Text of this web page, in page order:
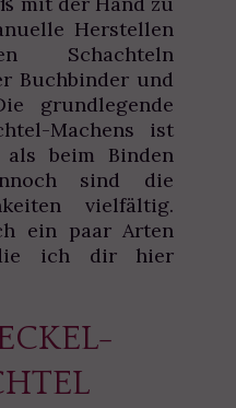
Herstellen
Schachteln
Buchbinder und
grundlegende
Machens ist
beim Binden
sind die
vielfältig.
ein paar Arten
ich dir hier